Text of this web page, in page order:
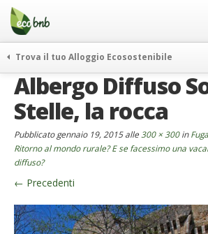
Menu
Salta
contenuto
Offerte Speciali
Regali
FAQ
Chi Siamo
Italiano
Trova il tuo Alloggio Ecosostenibile
weekend green
itinerari
curiosità
vivere e viaggiare verde
news ed eventi
ecohotel
rassegna stampa
Albergo Diffuso
Stelle, la rocca
Pubblicatogennaio 19, 2015alle 300 × 300in
Ritorno al mondo rurale? E se facessimo una
diffuso?
← Precedenti